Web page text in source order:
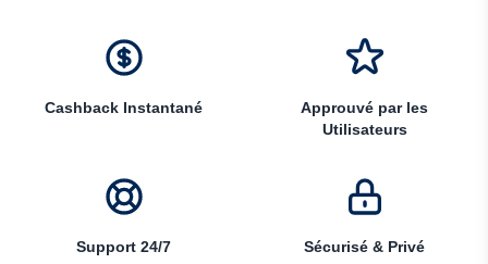
Cashback Instantané
Approuvé par les
Utilisateurs
Support 24/7 Sécurisé & Privé